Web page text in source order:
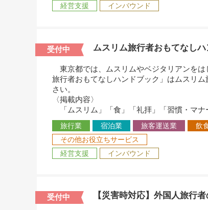
経営支援
インバウンド
ムスリム旅行者おもてなしハ
受付中
東京都では、ムスリムやベジタリアンを
旅行者おもてなしハンドブック」はムスリ
さい。
〈掲載内容〉
「ムスリム」「食」「礼拝」「習慣・マ
旅行業 宿泊業 旅客運送業 飲
その他お役立ちサービス
経営支援
インバウンド
【災害時対応】外国人旅行
受付中